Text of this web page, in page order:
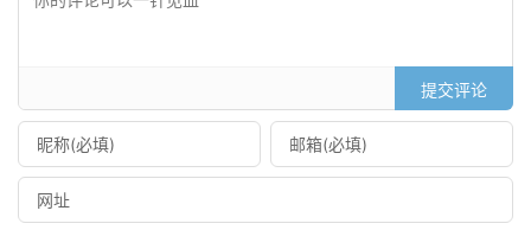
提交评论